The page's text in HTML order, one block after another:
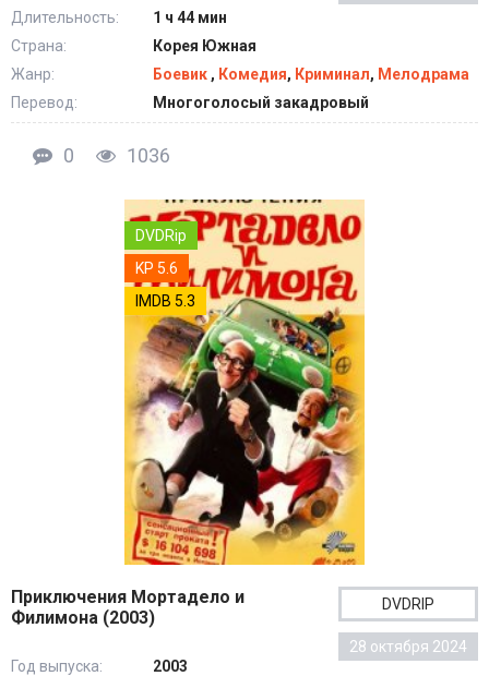
Длительность:
1 ч 44 мин
Страна:
Корея Южная
Жанр:
Боевик , Комедия, Криминал, Мелодрама
Перевод:
Многоголосый закадровый
0 1036
DVDRip
KP 5.6
IMDB 5.3
Приключения Мортадело и
Филимона (2003)
DVDRIP
28 октября 2024
Год выпуска:
2003